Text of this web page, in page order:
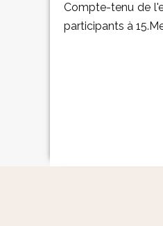
Compte-tenu de
participants à